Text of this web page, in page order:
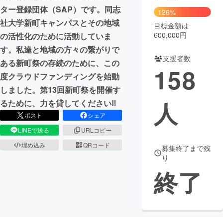
CAMPFIRE for Social Good
CAMPFIRE Creation
CAMPFIREふるさと納税
コミュニティ
ター登録団体（SAP）です。同志
社大学新町キャンパスとその地域
の活性化のために活動していま
す。私達と地域の方々の繋がりで
ある新町祭の存続のために、この
度クラウドファンディングを始動
しました。第13回新町祭を開催す
るために、力を貸してください‼
ポスト
シェア
LINEで送る
URLコピー
埋め込み
QRコード
126%
目標金額は
600,000円
支援者数
158
人
募集終了まで残
り
終了